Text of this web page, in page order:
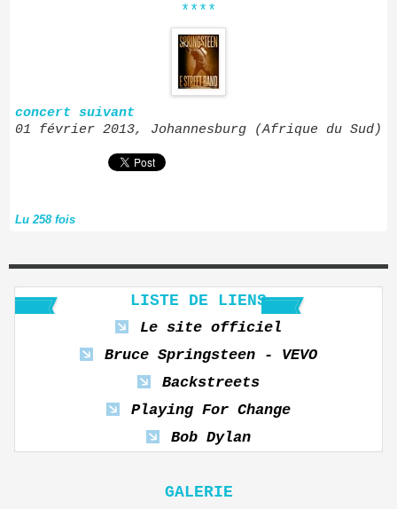
****
concert suivant
01 février 2013, Johannesburg (Afrique du Sud)
Lu 258 fois
LISTE DE LIENS
Le site officiel
Bruce Springsteen - VEVO
Backstreets
Playing For Change
Bob Dylan
GALERIE